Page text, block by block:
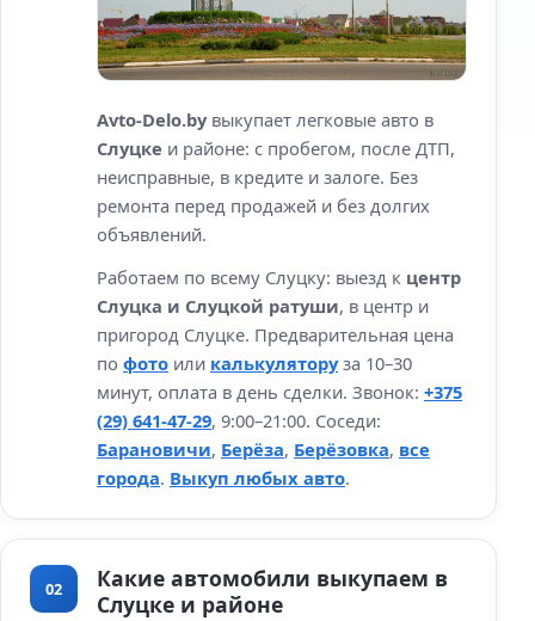
Avto-Delo.byвыкупает легковые авто в
Слуцке и районе: с пробегом, после ДТП,
неисправные, в кредите и залоге. Без
ремонта перед продажей и без долгих
объявлений.
Работаем по всему Слуцку: выезд к центр
Слуцка и Слуцкой ратуши, в центр и
пригород Слуцке. Предварительная цена
по фото или калькуляторуза 10–30
минут, оплата в день сделки. Звонок: +375
(29) 641-47-29, 9:00–21:00. Соседи:
Барановичи, Берёза, Берёзовка, все
города. Выкуп любых авто.
02
Какие автомобили выкупаем в
Слуцке и районе